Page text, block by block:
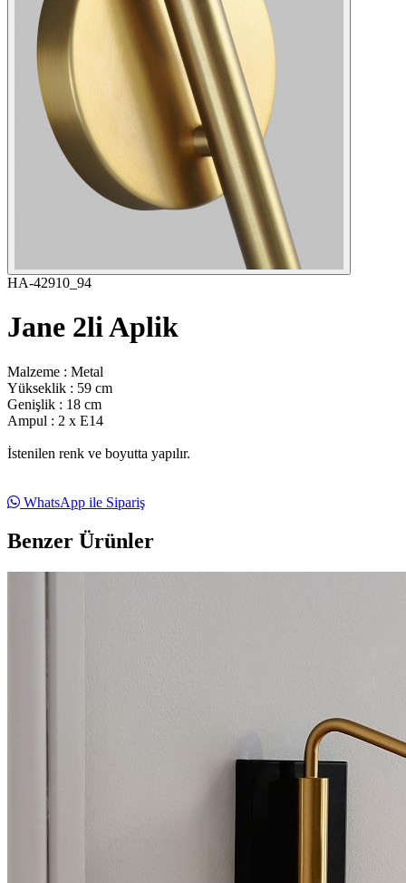
HA-42910_94
Jane 2li Aplik
Malzeme : Metal
Yükseklik : 59 cm
Genişlik : 18 cm
Ampul : 2 x E14
İstenilen renk ve boyutta yapılır.
WhatsApp ile Sipariş
Benzer Ürünler